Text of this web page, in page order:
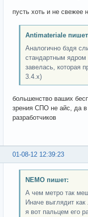
пусть хоть и не свежее
Antimateriale
Аналогично бздя
стандартным ядром
завелась, которая
3.4.x)
большенство ваших
зрения СПО не айс, да в
разработчиков
01-08-12 12:39:23
NEMO пишет:
А чем метро так
Иначе выглядит
я вот пальцем его